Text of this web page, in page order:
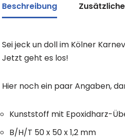
Beschreibung
Sei jeck un doll im Kölner
Jetzt geht es los!
Hier noch ein paar Angaben,
Kunststoff mit Epoxidharz-
B/H/T 50 x 50 x 1,2 mm